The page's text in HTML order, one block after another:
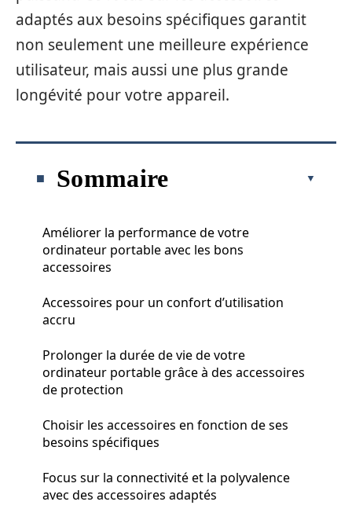
adaptés aux besoins spécifiques garantit
non seulement une meilleure expérience
utilisateur, mais aussi une plus grande
longévité pour votre appareil.
Sommaire
Améliorer la performance de votre
ordinateur portable avec les bons
accessoires
Accessoires pour un confort d’utilisation
accru
Prolonger la durée de vie de votre
ordinateur portable grâce à des accessoires
de protection
Choisir les accessoires en fonction de ses
besoins spécifiques
Focus sur la connectivité et la polyvalence
avec des accessoires adaptés